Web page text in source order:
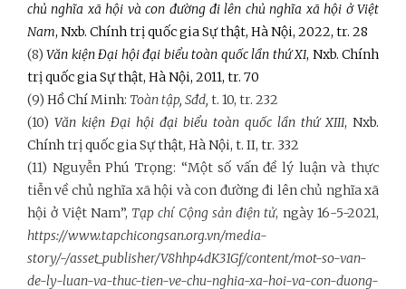
chủ nghĩa xã hội và con đường đi lên chủ nghĩa xã hội ở Việt
Nam, Nxb. Chính trị quốc gia Sự thật, Hà Nội, 2022, tr. 28
(8)Văn kiện Đại hội đại biểu toàn quốc lần thứ XI, Nxb. Chính
trị quốc gia Sự thật, Hà Nội, 2011, tr. 70
(9) Hồ Chí Minh: Toàn tập, Sđd, t. 10, tr. 232
(10) Văn kiện Đại hội đại biểu toàn quốc lần thứ XIII, Nxb.
Chính trị quốc gia Sự thật, Hà Nội, t. II, tr. 332
(11) Nguyễn Phú Trọng: “Một số vấn đề lý luận và thực
tiễn về chủ nghĩa xã hội và con đường đi lên chủ nghĩa xã
hội ở Việt Nam”, Tạp chí Cộng sản điện tử, ngày 16-5-2021,
https://www.tapchicongsan.org.vn/media-
story/-/asset_publisher/V8hhp4dK31Gf/content/mot-so-van-
de-ly-luan-va-thuc-tien-ve-chu-nghia-xa-hoi-va-con-duong-